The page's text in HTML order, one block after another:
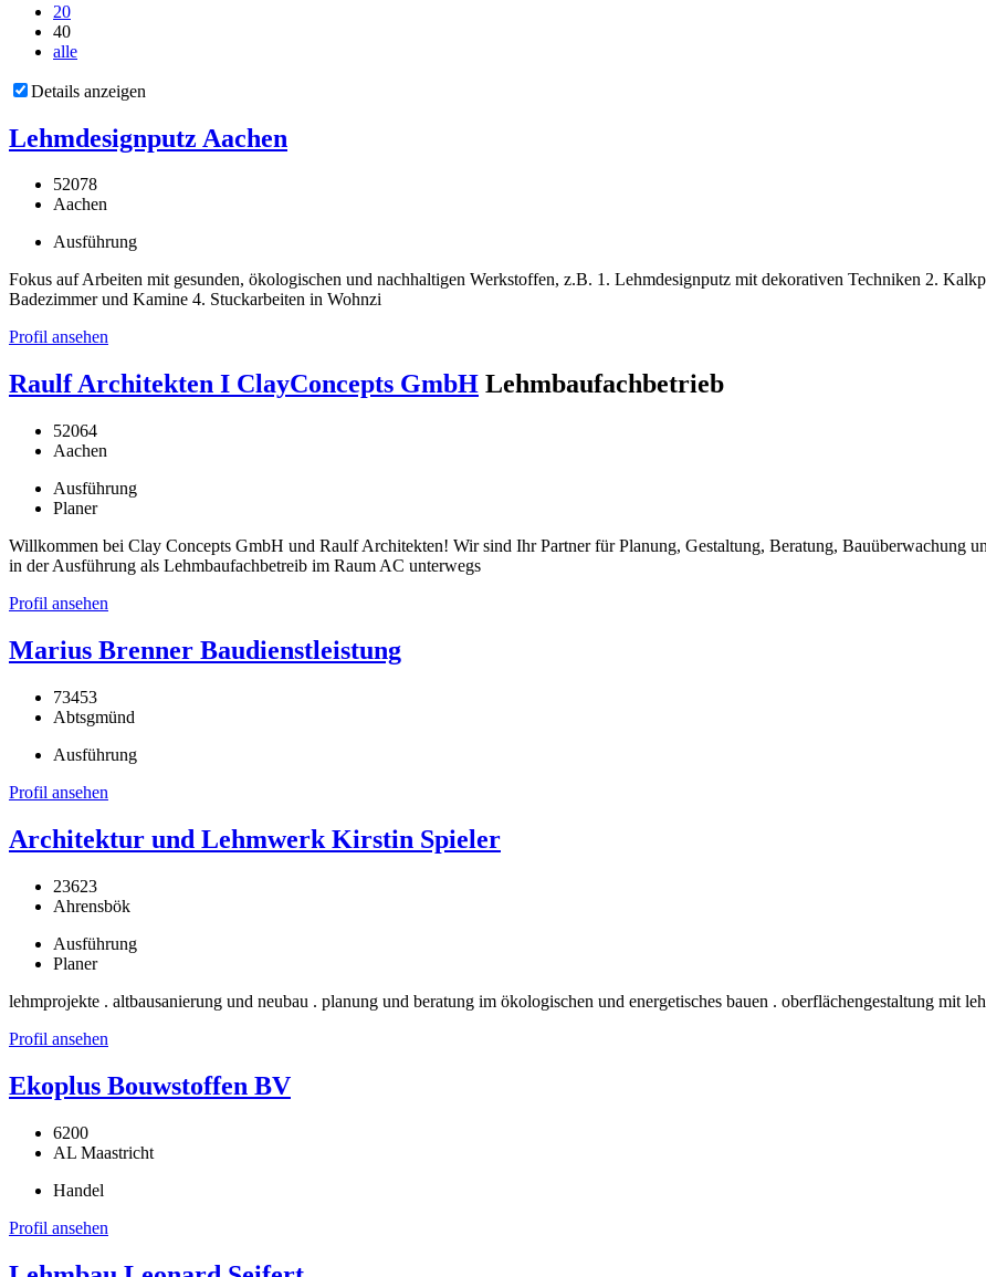
20
40
alle
Details anzeigen
Lehmdesignputz Aachen
52078
Aachen
Ausführung
Fokus auf Arbeiten mit gesunden, ökologischen und nachhaltigen Werkstoffen, z.B. 1. Lehmdesignputz mit dekorativen Techniken 2.
Badezimmer und Kamine 4. Stuckarbeiten in Wohnzi
Profil ansehen
Raulf Architekten I ClayConcepts GmbH Lehmbaufachbetrieb
52064
Aachen
Ausführung
Planer
Willkommen bei Clay Concepts GmbH und Raulf Architekten! Wir sind Ihr Partner für Planung, Gestaltung, Beratung, Bauüberwachung
in der Ausführung als Lehmbaufachbetreib im Raum AC unterwegs
Profil ansehen
Marius Brenner Baudienstleistung
73453
Abtsgmünd
Ausführung
Profil ansehen
Architektur und Lehmwerk Kirstin Spieler
23623
Ahrensbök
Ausführung
Planer
lehmprojekte . altbausanierung und neubau . planung und beratung im ökologischen und energetisches bauen . oberflächengestaltung mit
Profil ansehen
Ekoplus Bouwstoffen BV
6200
AL Maastricht
Handel
Profil ansehen